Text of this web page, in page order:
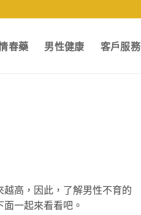
春藥 男性健康 客戶服務
高，因此，了解男性不育的
一起來看看吧。